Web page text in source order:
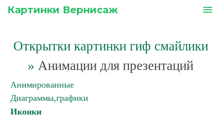
Картинки Вернисаж menu
Открытки картинки гиф смайлики
» Анимации для презентаций
Анимированные
Диаграммы,графики
Иконки